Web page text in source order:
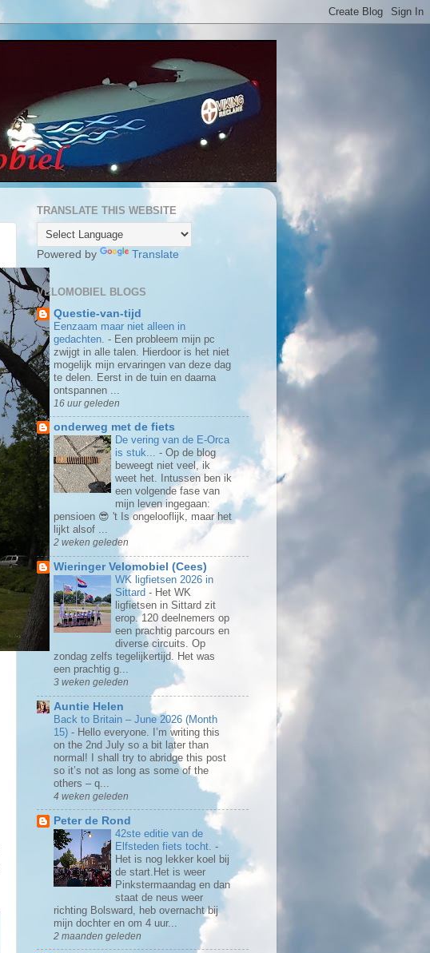
TRANSLATE THIS WEBSITE
Powered by Translate
VELOMOBIEL BLOGS
Questie-van-tijd
Eenzaam maar niet alleen in
gedachten. - Een probleem mijn pc
zwijgt in alle talen. Hierdoor is het niet
mogelijk mijn ervaringen van deze dag
te delen. Eerst in de tuin en daarna
ontspannen ...
16 uur geleden
onderweg met de fiets
De vering van de E-Orca
is stuk... - Op de blog
beweegt niet veel, ik
weet het. Intussen ben ik
een volgende fase van
mijn leven ingegaan:
pensioen 😎 't Is ongelooflijk, maar het
lijkt alsof ...
2 weken geleden
Wieringer Velomobiel (Cees)
WK ligfietsen 2026 in
Sittard - Het WK
ligfietsen in Sittard zit
erop. 120 deelnemers op
een prachtig parcours en
diverse circuits. Op
zondag zelfs tegelijkertijd. Het was
een prachtig g...
3 weken geleden
Auntie Helen
Back to Britain – June 2026 (Month
15) - Hello everyone. I’m writing this
on the 2nd July so a bit later than
normal! I shall try to abridge this post
so it’s not as long as some of the
others – q...
4 weken geleden
Peter de Rond
42ste editie van de
Elfsteden fiets tocht. -
Het is nog lekker koel bij
de start.Het is weer
Pinkstermaandag en dan
staat de neus weer
richting Bolsward, heb overnacht bij
mijn dochter en om 4 uur...
2 maanden geleden